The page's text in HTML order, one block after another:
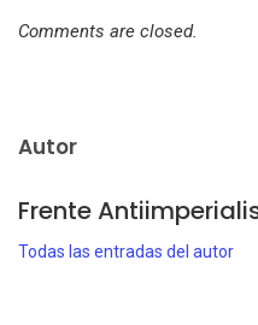
Comments are closed.
Autor
Frente
Todas las entradas del autor